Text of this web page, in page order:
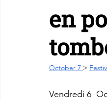
en
October 7 >
Vendredi 6